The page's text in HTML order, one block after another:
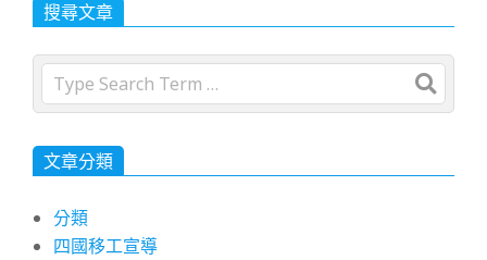
搜尋文章
Search
文章分類
分類
四國移工宣導